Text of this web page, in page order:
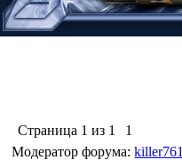
Страница 1 из 1
1
Модератор форума:killer761